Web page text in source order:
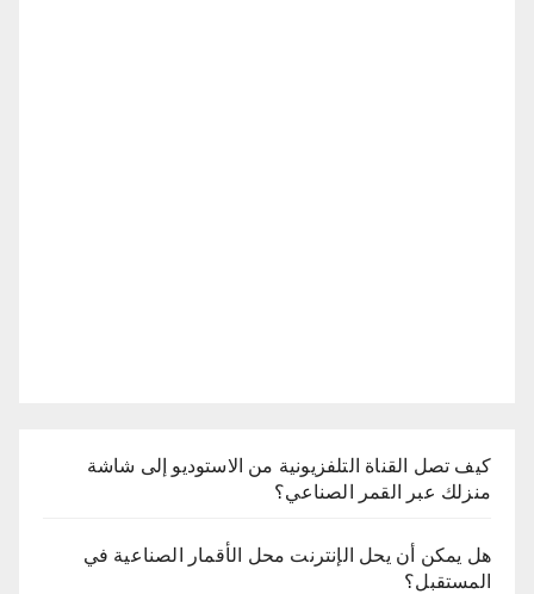
كيف تصل القناة التلفزيونية من الاستوديو إلى شاشة
منزلك عبر القمر الصناعي؟
هل يمكن أن يحل الإنترنت محل الأقمار الصناعية في
المستقبل؟